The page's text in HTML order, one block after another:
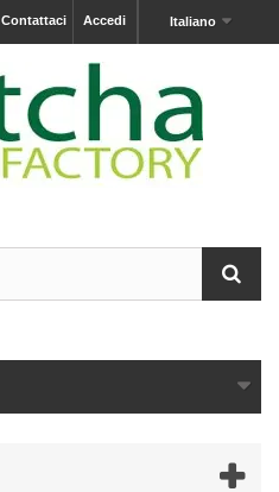
Italiano
Accedi
Contattaci